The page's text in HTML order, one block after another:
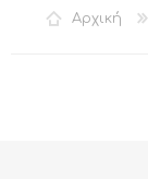
ΕΓΓΡΑΦΉ
Αρχική